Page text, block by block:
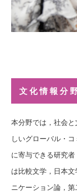
文化情報分
本分野では，社会
しいグローバル・
に寄与できる研究
は比較文学，日本
ニケーション論，